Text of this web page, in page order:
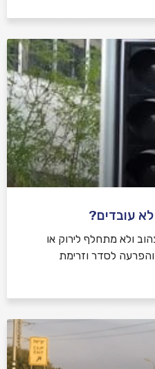
עובדים?
ולא מתחלף לירוק או
לסדר וזרימת